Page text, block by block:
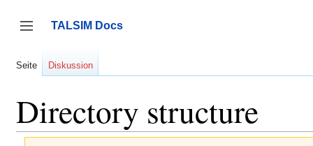
springen
Seitenleiste umschalten
TALSIM Docs
Seite Diskussion
Directory structure